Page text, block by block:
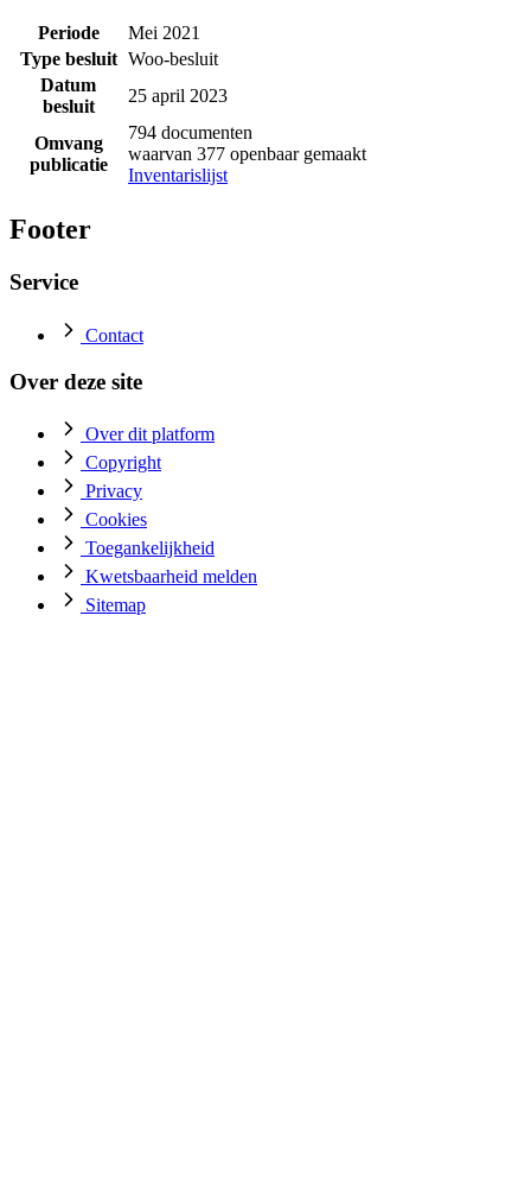
Periode
Mei 2021
Type besluit Woo-besluit
Datum
besluit
25 april 2023
Omvang
publicatie
794 documenten
waarvan 377 openbaar gemaakt
Inventarislijst
Footer
Service
Contact
Over deze site
Over dit platform
Copyright
Privacy
Cookies
Toegankelijkheid
Kwetsbaarheid melden
Sitemap